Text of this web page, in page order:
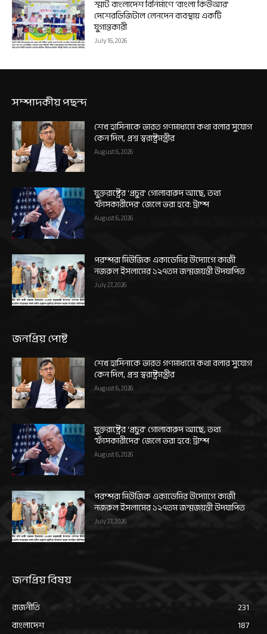
স্মার্ট বাংলাদেশ বিনির্মাণে ‘বাংলা কিউআর’
দেশেরডিজিটাল লেনদেন ব্যবস্থায় একটি
যুগান্তকারী
July 16, 2026
সম্পাদকীয় পছন্দ
শেখ হাসিনাকে ভারত গণমাধ্যমে কথা বলার সুযোগ
কেন দিল, প্রশ্ন স্বরাষ্ট্রমন্ত্রীর
August 6, 2026
যুক্তরাষ্ট্রের ‘প্রচুর’ গোলাবারুদ আছে, তথ্য
‘ফাঁসকারীদের’ জেলে ভরা হবে: ট্রাম্প
August 6, 2026
পরম্পরা মিউজিক একাডেমির উদ্যোগে কাজী
নজরুল ইসলামের ১২৭তম জন্মজয়ন্তী উদযাপিত
July 27, 2026
জনপ্রিয় পোষ্ট
শেখ হাসিনাকে ভারত গণমাধ্যমে কথা বলার সুযোগ
কেন দিল, প্রশ্ন স্বরাষ্ট্রমন্ত্রীর
August 6, 2026
যুক্তরাষ্ট্রের ‘প্রচুর’ গোলাবারুদ আছে, তথ্য
‘ফাঁসকারীদের’ জেলে ভরা হবে: ট্রাম্প
August 6, 2026
পরম্পরা মিউজিক একাডেমির উদ্যোগে কাজী
নজরুল ইসলামের ১২৭তম জন্মজয়ন্তী উদযাপিত
July 27, 2026
জনপ্রিয় বিষয়
রাজনীতি
231
বাংলাদেশ
187